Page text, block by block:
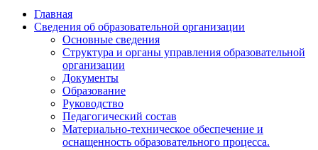
Главная
Сведения об образовательной организации
Основные сведения
Структура и органы управления образовательной
организации
Документы
Образование
Руководство
Педагогический состав
Материально-техническое обеспечение и
оснащенность образовательного процесса.